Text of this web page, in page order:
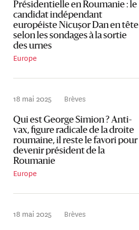
Présidentielle en Roumanie : le
candidat indépendant
européiste Nicușor Dan en tête
selon les sondages à la sortie
des urnes
Europe
18 mai 2025 Brèves
Qui est George Simion ? Anti-
vax, figure radicale de la droite
roumaine, il reste le favori pour
devenir président de la
Roumanie
Europe
18 mai 2025 Brèves